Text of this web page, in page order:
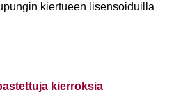
kiertueen lisensoiduilla
kierroksia